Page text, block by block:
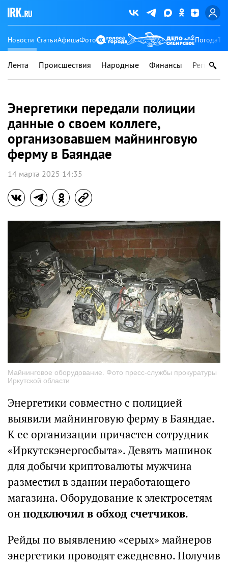
Новости СтатьиАфишаФото Погода
Лента Происшествия Народные Финансы Регионы
Энергетики передали полиции
данные о своем коллеге,
организовавшем майнинговую
ферму в Баяндае
14 марта 2025 14:35
Майнинговое оборудование. Фото пресс-службы прокуратуры
Иркутской области
Энергетики совместно с полицией
выявили майнинговую ферму в Баяндае.
К ее организации причастен сотрудник
«Иркутскэнергосбыта». Девять машинок
для добычи криптовалюты мужчина
разместил в здании неработающего
магазина. Оборудование к электросетям
он подключил в обход счетчиков.
Рейды по выявлению «серых» майнеров
энергетики проводят ежедневно. Получив